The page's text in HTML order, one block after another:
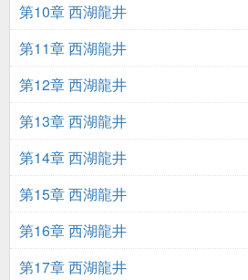
第10章 西湖龍井
第11章 西湖龍井
第12章 西湖龍井
第13章 西湖龍井
第14章 西湖龍井
第15章 西湖龍井
第16章 西湖龍井
第17章 西湖龍井